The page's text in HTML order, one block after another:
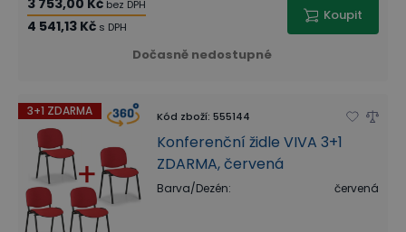
bez DPH
4 541,13 Kč s DPH
Koupit
Dočasně nedostupné
3+1 ZDARMA Kód zboží: 555144
Konferenční židle VIVA 3+1
ZDARMA, červená
Barva/Dezén: červená